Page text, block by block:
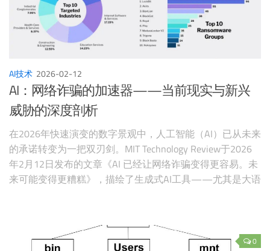
AI技术 2026-02-12
AI：网络诈骗的加速器——当前现实与新兴
威胁的深度剖析
在2026年快速演变的数字景观中，人工智能（AI）已从未来
的承诺转变为一把双刃剑。MIT Technology Review于2026
年2月12日发布的文章《AI 已经让网络诈骗变得更容易。未
来可能变得更糟糕》，描绘了生成式AI工具——尤其是大语
0